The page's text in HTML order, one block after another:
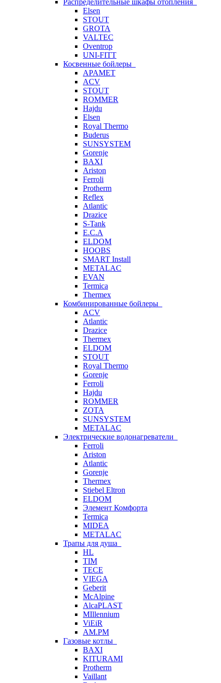
Распределительные шкафы отопления
Elsen
STOUT
GROTA
VALTEC
Oventrop
UNI-FITT
Косвенные бойлеры
APAMET
ACV
STOUT
ROMMER
Hajdu
Elsen
Royal Thermo
Buderus
SUNSYSTEM
Gorenje
BAXI
Ariston
Ferroli
Protherm
Reflex
Atlantic
Drazice
S-Tank
E.C.A
ELDOM
HOOBS
SMART Install
METALAC
EVAN
Termica
Thermex
Комбинированные бойлеры
ACV
Atlantic
Drazice
Thermex
ELDOM
STOUT
Royal Thermo
Gorenje
Ferroli
Hajdu
ROMMER
ZOTA
SUNSYSTEM
METALAC
Электрические водонагреватели
Ferroli
Ariston
Atlantic
Gorenje
Thermex
Stiebel Eltron
ELDOM
Элемент Комфорта
Termica
MIDEA
METALAC
Трапы для душа
HL
TIM
TECE
VIEGA
Geberit
McAlpine
AlcaPLAST
MIllennium
ViEiR
AM.PM
Газовые котлы
BAXI
KITURAMI
Protherm
Vaillant